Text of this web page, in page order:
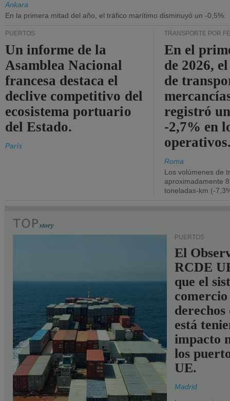
Ankara
En la primera mitad del año, el tráfico marítimo disminuyó un -0,5%.
PUERTOS
Un informe de la
Asamblea Nacional
francesa destaca el
declive competitivo del
ecosistema portuario
del Estado.
París
TRANSPORTE POR
En el
de 2026,
de
registró
-2,7% en
Roma
Los volúmenes de
aproximadamente
toneladas-km (-
PUERTOS
El
RCDE
que el
comercio
derechos
está
impacto
los
UE.
Madrid